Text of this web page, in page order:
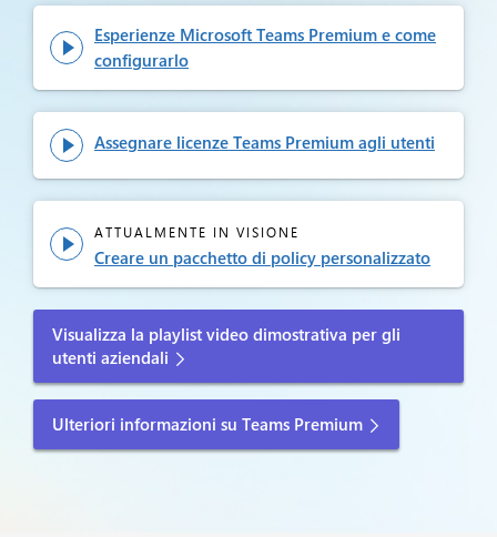

Esperienze Microsoft Teams Premium e come
configurarlo
 Assegnare licenze Teams Premium agli utenti

ATTUALMENTE IN VISIONE
Creare un pacchetto di policy personalizzato
Visualizza la playlist video dimostrativa per gli
utenti aziendali
Ulteriori informazioni su Teams Premium